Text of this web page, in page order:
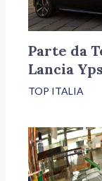
Parte da
Lancia
TOP ITALIA